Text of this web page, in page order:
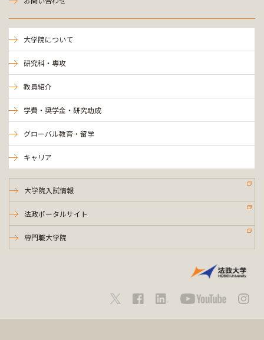
大学院について
研究科・専攻
教員紹介
学費・奨学金・研究助成
グローバル教育・留学
キャリア
大学院入試情報
法政ポータルサイト
専門職大学院